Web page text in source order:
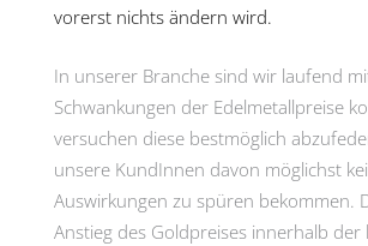
vorerst nichts ändern wird.
In unserer Branche sind wir laufend
Schwankungen der Edelmetallpreise
versuchen diese bestmöglich
unsere KundInnen davon möglichst
Auswirkungen zu spüren bekommen.
Anstieg des Goldpreises innerhalb der